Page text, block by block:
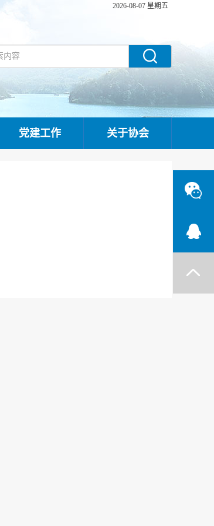
2026-08-07 星期五
党建工作 关于协会